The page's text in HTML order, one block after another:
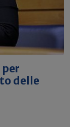
per
delle